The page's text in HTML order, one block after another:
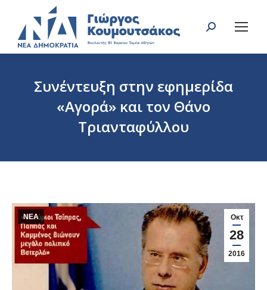
Search:
Συνέντευξη στην εφημερίδα
«Αγορά» και τον Θάνο
Τριανταφύλλου
Οκτ
28
2016
ΝΕΑ